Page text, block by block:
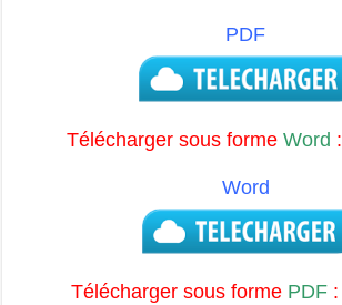
PDF
Télécharger sous formeWord :
Word
Télécharger sous forme PDF: